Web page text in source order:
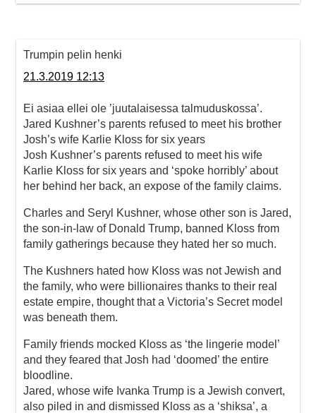
Trumpin pelin henki
21.3.2019 12:13
Ei asiaa ellei ole ’juutalaisessa talmuduskossa’.
Jared Kushner’s parents refused to meet his brother
Josh’s wife Karlie Kloss for six years
Josh Kushner’s parents refused to meet his wife
Karlie Kloss for six years and ‘spoke horribly’ about
her behind her back, an expose of the family claims.
Charles and Seryl Kushner, whose other son is Jared,
the son-in-law of Donald Trump, banned Kloss from
family gatherings because they hated her so much.
The Kushners hated how Kloss was not Jewish and
the family, who were billionaires thanks to their real
estate empire, thought that a Victoria’s Secret model
was beneath them.
Family friends mocked Kloss as ‘the lingerie model’
and they feared that Josh had ‘doomed’ the entire
bloodline.
Jared, whose wife Ivanka Trump is a Jewish convert,
also piled in and dismissed Kloss as a ‘shiksa’, a